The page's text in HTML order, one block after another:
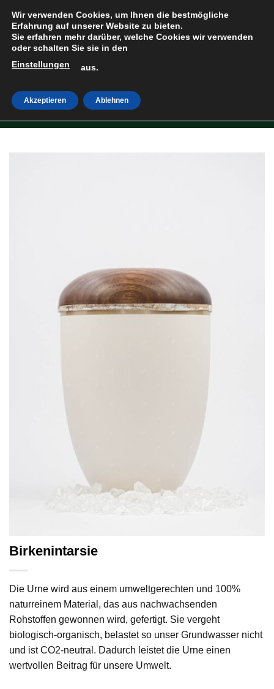
Inhalt
springen
HOME
Birkenintarsie
Die Urne wird aus einem umweltgerechten und 100%
naturreinem Material, das aus nachwachsenden
Rohstoffen gewonnen wird, gefertigt. Sie vergeht
biologisch-organisch, belastet so unser Grundwasser nicht
und ist CO2-neutral. Dadurch leistet die Urne einen
wertvollen Beitrag für unsere Umwelt.
Wir verwenden Cookies, um Ihnen die bestmögliche
Erfahrung auf unserer Website zu bieten.
Sie erfahren mehr darüber, welche Cookies wir verwenden
oder schalten Sie sie in den
Einstellungen
aus.
Akzeptieren Ablehnen